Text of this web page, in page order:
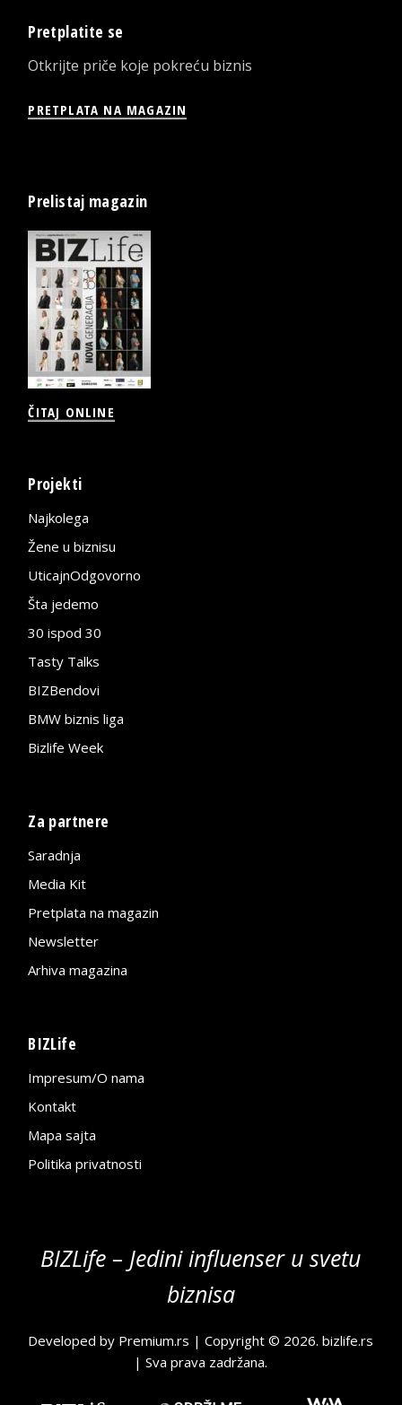
Pretplatite se
Otkrijte priče koje pokreću biznis
PRETPLATA NA MAGAZIN
Prelistaj magazin
ČITAJ ONLINE
Projekti
Najkolega
Žene u biznisu
UticajnOdgovorno
Šta jedemo
30 ispod 30
Tasty Talks
BIZBendovi
BMW biznis liga
Bizlife Week
Za partnere
Saradnja
Media Kit
Pretplata na magazin
Newsletter
Arhiva magazina
BIZLife
Impresum/O nama
Kontakt
Mapa sajta
Politika privatnosti
BIZLife – Jedini influenser u svetu
biznisa
Developed by Premium.rs | Copyright © 2026.bizlife.rs
| Sva prava zadržana.